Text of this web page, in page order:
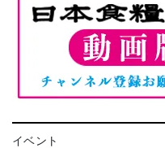
イベント